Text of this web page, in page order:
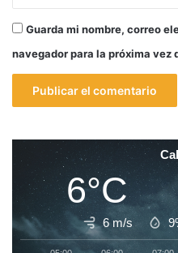
Guarda mi nombre, correo
navegador para la próxima vez
6°C
6 m/s